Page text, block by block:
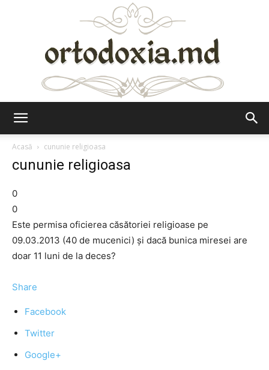
Acasă
cununie religioasa
cununie religioasa
0
0
Este permisa oficierea căsătoriei religioase pe
09.03.2013 (40 de mucenici) şi dacă bunica miresei are
doar 11 luni de la deces?
Share
Facebook
Twitter
Google+